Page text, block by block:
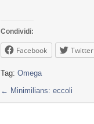
Condividi:
Facebook Twitter
Tag: Omega
← Minimilians: eccoli